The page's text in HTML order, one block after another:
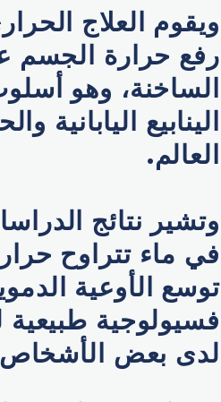
ويقوم العلاج
رفع حرارة الجسم
الساخنة، وهو
الينابيع
العالم.
وتشير نتائج
توسع الأوعية
فسيولوجية
لدى بعض